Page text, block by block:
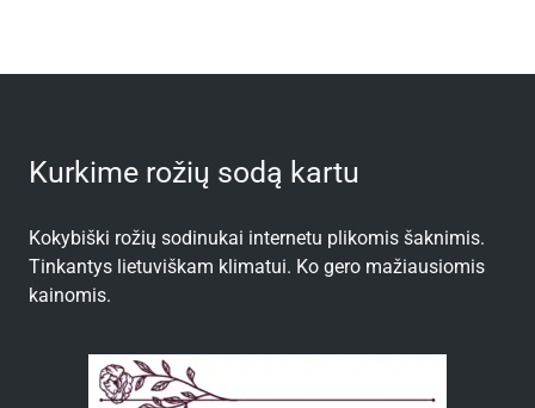
Kurkime rožių sodą kartu
Kokybiški rožių sodinukai internetu plikomis šaknimis.
Tinkantys lietuviškam klimatui. Ko gero mažiausiomis
kainomis.